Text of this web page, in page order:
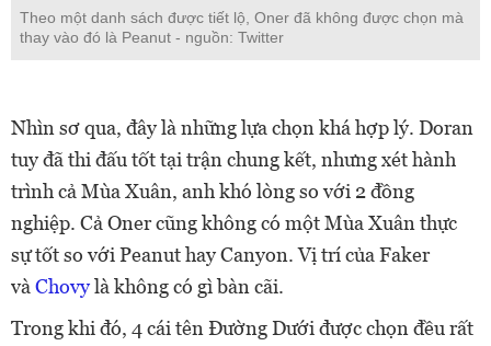
Theo một danh sách được tiết lộ, Oner đã không được chọn mà
thay vào đó là Peanut - nguồn: Twitter
Nhìn sơ qua, đây là những lựa chọn khá hợp lý. Doran
tuy đã thi đấu tốt tại trận chung kết, nhưng xét hành
trình cả Mùa Xuân, anh khó lòng so với 2 đồng
nghiệp. Cả Oner cũng không có một Mùa Xuân thực
sự tốt so với Peanut hay Canyon. Vị trí của Faker
và Chovylà không có gì bàn cãi.
Trong khi đó, 4 cái tên Đường Dưới được chọn đều rất